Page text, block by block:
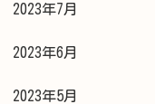
2023年7月
2023年6月
2023年5月